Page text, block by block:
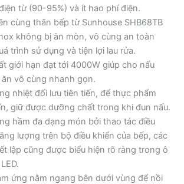
từ (90-95%) và ít hao phí điện.
cùng thân bếp từ Sunhouse SHB68TB
không bị ăn mòn, vô cùng an toàn
trình sử dụng và tiện lợi lau rửa.
giới hạn đạt tới 4000W giúp cho nấu
vô cùng nhanh gọn.
nhiệt đối lưu tiên tiến, để thực phẩm
giữ được dưỡng chất trong khi đun nấu.
hầm đa dạng món bởi thao tác điều
lượng trên bộ điều khiển của bếp, các
lập cũng được biểu hiện rõ ràng trong ô
ứng nằm ngang bên dưới vùng để nồi